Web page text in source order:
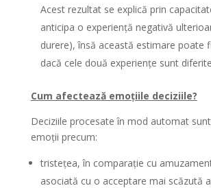
Acest rezultat se explică prin
anticipa o experiență negativă
durere), însă această estimare poate
dacă cele două experiențe sunt
Cum afectează emoțiile deciziile?
Deciziile procesate în mod automat
emoții precum:
tristețea, în comparație cu
asociată cu o acceptare mai scăzută